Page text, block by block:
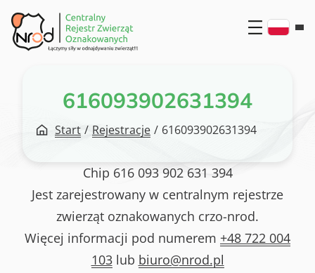
Przejdź
do
treści
616093902631394
Start / Rejestracje / 616093902631394
Chip 616 093 902 631 394
Jest zarejestrowany w centralnym rejestrze
zwierząt oznakowanych crzo-nrod.
Więcej informacji pod numerem +48 722 004
103lub biuro@nrod.pl